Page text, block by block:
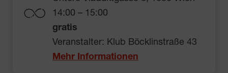
14:00 – 15:00
gratis
Veranstalter: Klub Böcklinstraße 43
Mehr Informationen